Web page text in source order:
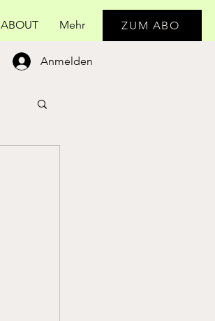
ABOUT Mehr ZUM ABO
Anmelden